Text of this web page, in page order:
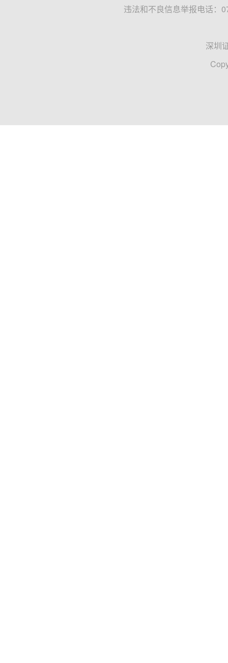
违法和不良信息举报电话：
深圳